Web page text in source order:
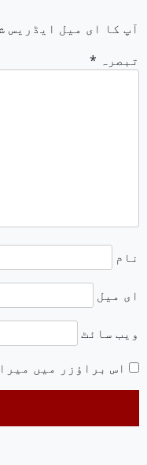
آپ کا ای میل ایڈریس
تبصرہ *
نام
ای میل
ویب‌ سائٹ
اس براؤزر میں